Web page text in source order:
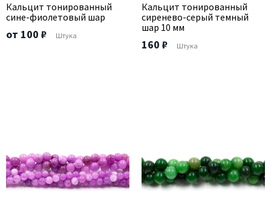
Кальцит тонированный
сине-фиолетовый шар
от 100 ₽ Штука
Кальцит тонированный
сиренево-серый темный
шар 10 мм
160 ₽ Штука